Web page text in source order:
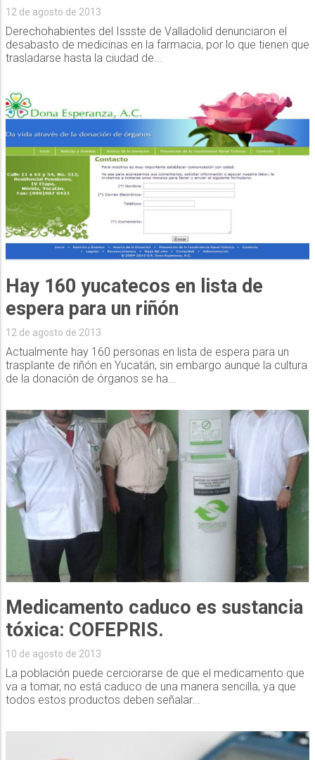
12 de agosto de 2013
Derechohabientes del Issste de Valladolid denunciaron el
desabasto de medicinas en la farmacia, por lo que tienen que
trasladarse hasta la ciudad de...
Hay 160 yucatecos en lista de
espera para un riñón
12 de agosto de 2013
Actualmente hay 160 personas en lista de espera para un
trasplante de riñón en Yucatán, sin embargo aunque la cultura
de la donación de órganos se ha...
Medicamento caduco es sustancia
tóxica: COFEPRIS.
10 de agosto de 2013
La población puede cerciorarse de que el medicamento que
va a tomar, no está caduco de una manera sencilla, ya que
todos estos productos deben señalar...